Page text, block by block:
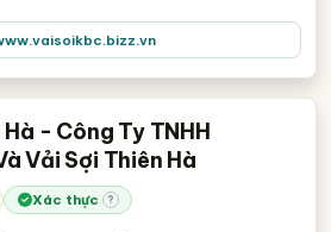
- Công Ty TNHH
Vải Sợi Thiên Hà
Xác thực ?